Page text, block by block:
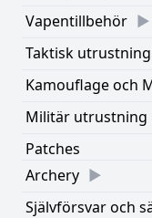
Vapentillbehör
Taktisk utrustning
Kamouflage och
Militär utrustning
Patches
Archery
Självförsvar och